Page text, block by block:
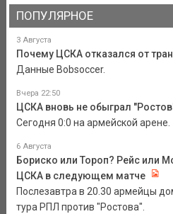
ПОПУЛЯРНОЕ
3 Августа
Почему ЦСКА отказался от
Данные Bobsoccer.
Вчера 22:50
ЦСКА вновь не обыграл
Сегодня 0:0 на армейской арене.
6 Августа
Бориско или Тороп? Рейс или
ЦСКА в следующем матче
Послезавтра в 20.30 армейцы
тура РПЛ против "Ростова".